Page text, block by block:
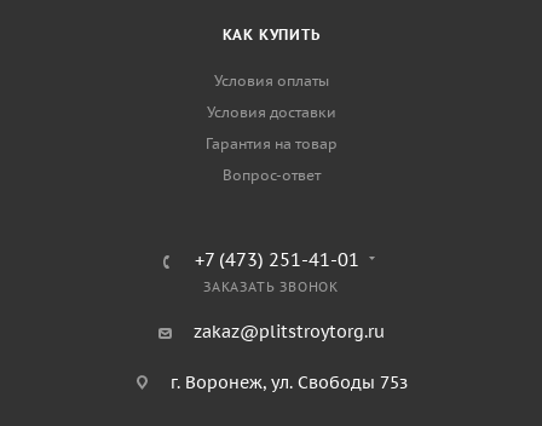
КАК КУПИТЬ
Условия оплаты
Условия доставки
Гарантия на товар
Вопрос-ответ
+7 (473) 251-41-01
ЗАКАЗАТЬ ЗВОНОК
zakaz@plitstroytorg.ru
г. Воронеж, ул. Свободы 75з